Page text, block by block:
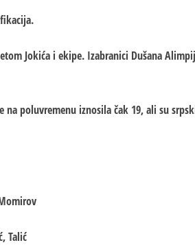
Jokića i ekipe. Izabranici Dušana
na poluvremenu iznosila čak 19, ali su
Talić